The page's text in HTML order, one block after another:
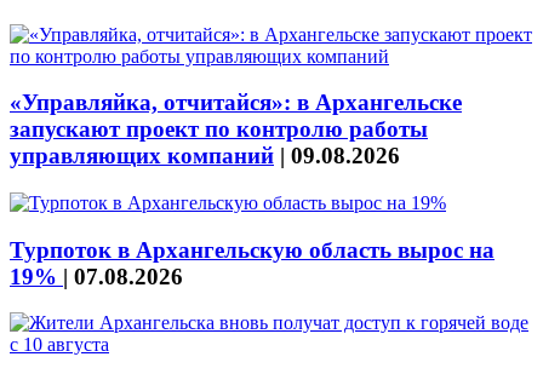
«Управляйка, отчитайся»: в Архангельске
запускают проект по контролю работы
управляющих компаний | 09.08.2026
Турпоток в Архангельскую область вырос на
19% | 07.08.2026